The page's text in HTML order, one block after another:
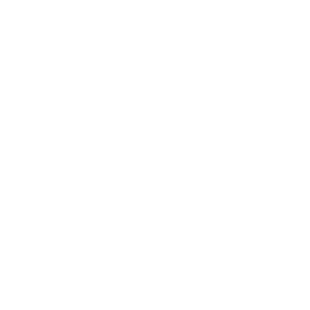
です。
ず変更すること